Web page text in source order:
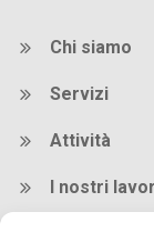
Chi siamo
Servizi
Attività
I nostri